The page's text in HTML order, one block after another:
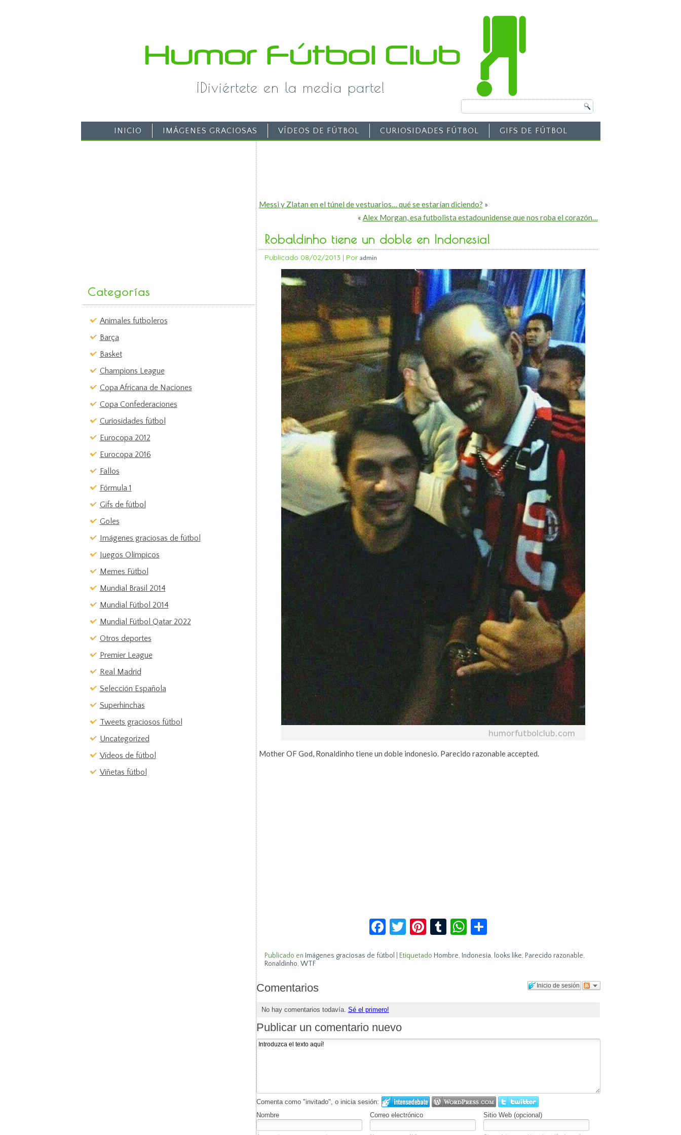
¡Diviértete en la media parte!
INICIO IMÁGENES GRACIOSAS VÍDEOS DE FÚTBOL CURIOSIDADES FÚTBOL GIFS DE FÚTBOL
Categorías
Animales futboleros
Barça
Basket
Champions League
Copa Africana de Naciones
Copa Confederaciones
Curiosidades fútbol
Eurocopa 2012
Eurocopa 2016
Fallos
Fórmula 1
Gifs de fútbol
Goles
Imágenes graciosas de fútbol
Juegos Olímpicos
Memes Fútbol
Mundial Brasil 2014
Mundial Fútbol 2014
Mundial Fútbol Qatar 2022
Otros deportes
Premier League
Real Madrid
Selección Española
Superhinchas
Tweets graciosos fútbol
Uncategorized
Vídeos de fútbol
Viñetas fútbol
Messi y Zlatan en el túnel de vestuarios… qué se estarían diciendo? »
« Alex Morgan, esa futbolista estadounidense que nos roba el corazón…
Robaldinho tiene un doble en Indonesia!
Publicado 08/02/2013 | Por admin
Mother OF God, Ronaldinho tiene un doble indonesio. Parecido razonable accepted.
Facebook
Twitter
Pinterest
TumblrWhatsApp
Publicado en Imágenes graciosas de fútbol Etiquetado Hombre, Indonesia, looks like, Parecido razonable,
Ronaldinho, WTF
Inicio de sesión
Comentarios
No hay comentarios todavía. Sé el primero!
Publicar un comentario nuevo
Comenta como "invitado", o inicia sesión:
Nombre
Correo electrónico Sitio Web (opcional)